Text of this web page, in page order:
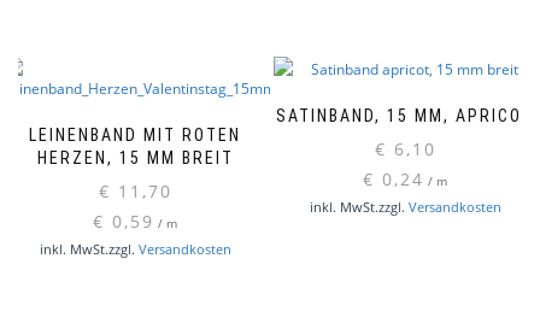
LEINENBAND MIT ROTEN
HERZEN, 15 MM BREIT
€ 11,70
€ 0,59 / m
inkl. MwSt.zzgl. Versandkosten
SATINBAND, 15 MM, APRICOT
€ 6,10
€ 0,24 / m
inkl. MwSt.zzgl. Versandkosten